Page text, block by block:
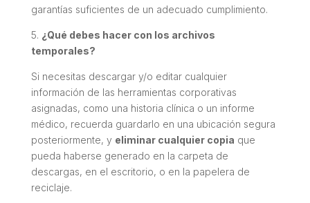
garantías suficientes de un adecuado cumplimiento.
5. ¿Qué debes hacer con los archivos
temporales?
Si necesitas descargar y/o editar cualquier
información de las herramientas corporativas
asignadas, como una historia clínica o un informe
médico, recuerda guardarlo en una ubicación segura
posteriormente, y eliminar cualquier copia que
pueda haberse generado en la carpeta de
descargas, en el escritorio, o en la papelera de
reciclaje.